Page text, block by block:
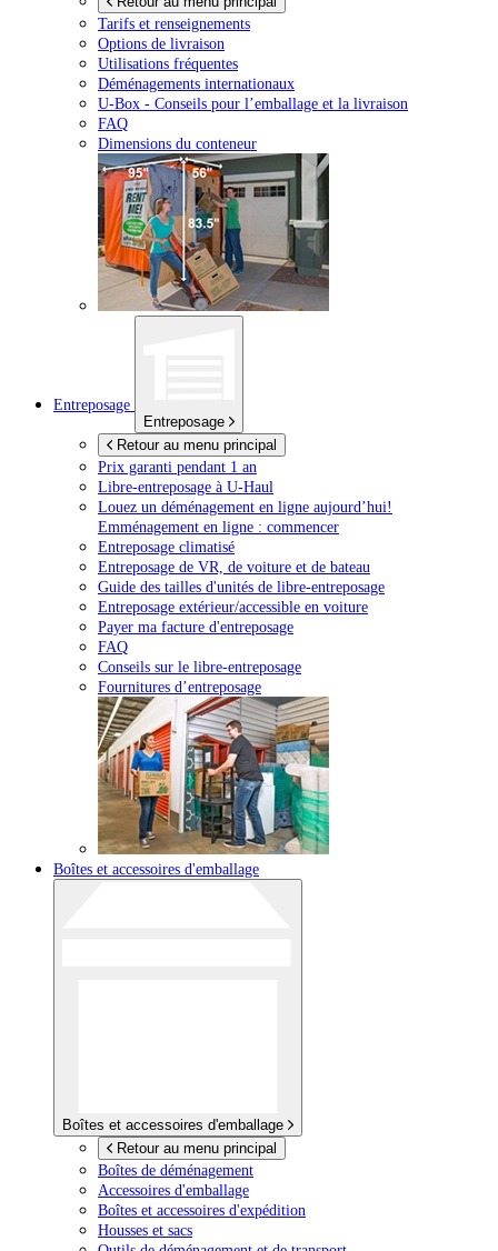
Tarifs et renseignements
Options de livraison
Utilisations fréquentes
Déménagements internationaux
U-Box - Conseils pour l’emballage et la livraison
FAQ
Dimensions du conteneur
Entreposage
Entreposage
Retour au menu principal
Prix garanti pendant 1 an
Libre-entreposage à U-Haul
Louez un déménagement en ligne aujourd’hui!
Emménagement en ligne : commencer
Entreposage climatisé
Entreposage de VR, de voiture et de bateau
Guide des tailles d'unités de libre-entreposage
Entreposage extérieur/accessible en voiture
Payer ma facture d'entreposage
FAQ
Conseils sur le libre-entreposage
Fournitures d’entreposage
Boîtes et accessoires d'emballage
Boîtes et accessoires d'emballage
Retour au menu principal
Boîtes de déménagement
Accessoires d'emballage
Boîtes et accessoires d'expédition
Housses et sacs